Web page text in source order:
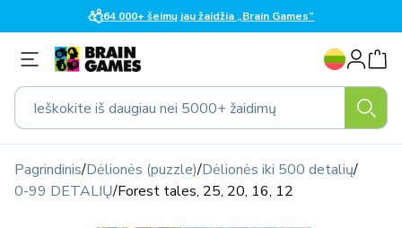
turinį
64 000+ šeimų jau žaidžia „Brain Games“
Ieškokite iš daugiau nei 5000+ žaidimų
K
a
b
a
Prisijungti
Pagrindinis/Dėlionės (puzzle)/Dėlionės iki 500 detalių/
0-99 DETALIŲ/Forest tales, 25, 20, 16, 12